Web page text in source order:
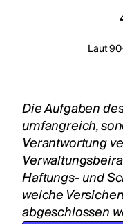
Laut
Die Aufgaben
umfangreich,
Verantwortung
Haftungs- und
welche
abgeschlossen